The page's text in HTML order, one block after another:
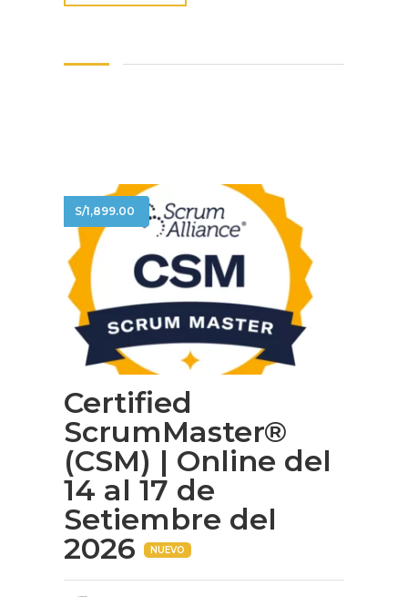
S/1,899.00
Certified
ScrumMaster®
(CSM) | Online del
14 al 17 de
Setiembre del
2026
NUEVO